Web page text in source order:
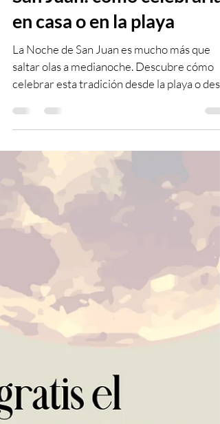
San Juan: cómo celebrarla
en casa o en la playa
La Noche de San Juan es mucho más que
saltar olas a medianoche. Descubre cómo
tu hogar, reflexiona sobre la primera mitad
del año y descarga gratis 12 rituales para
atraer amor, prosperidad, protección y